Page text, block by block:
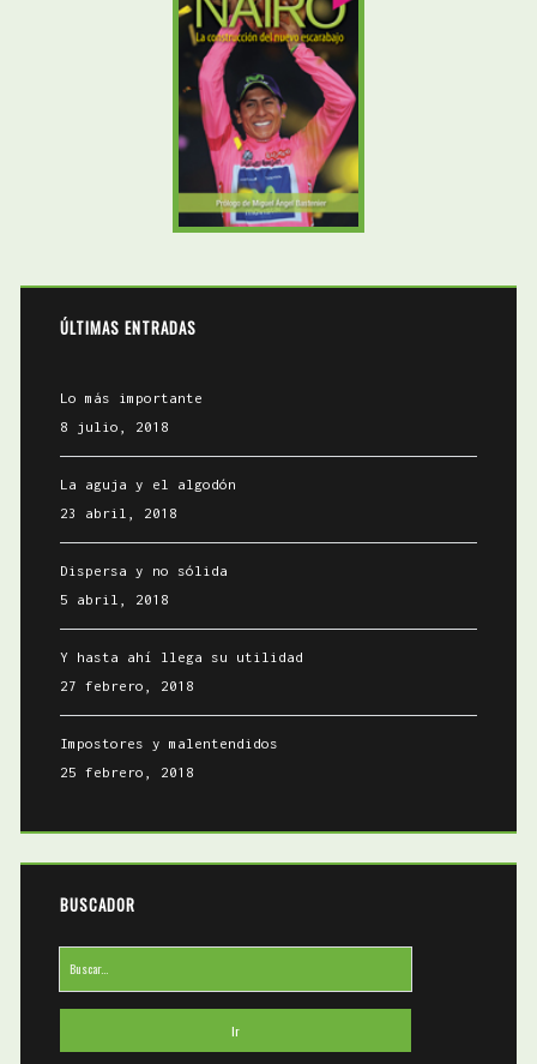
ÚLTIMAS ENTRADAS
Lo más importante
8 julio, 2018
La aguja y el algodón
23 abril, 2018
Dispersa y no sólida
5 abril, 2018
Y hasta ahí llega su utilidad
27 febrero, 2018
Impostores y malentendidos
25 febrero, 2018
BUSCADOR